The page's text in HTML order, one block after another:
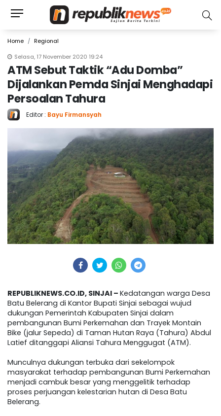
Home
Regional
Selasa, 17 November 2020 19:24
ATM Sebut Taktik “Adu Domba”
Dijalankan Pemda Sinjai Menghadapi
Persoalan Tahura
Editor : Bayu Firmansyah
REPUBLIKNEWS.CO.ID, SINJAI – Kedatangan warga Desa
Batu Belerang di Kantor Bupati Sinjai sebagai wujud
dukungan Pemerintah Kabupaten Sinjai dalam
pembangunan Bumi Perkemahan dan Trayek Montain
Bike (jalur Sepeda) di Taman Hutan Raya (Tahura) Abdul
Latief ditanggapi Aliansi Tahura Menggugat (ATM).
Munculnya dukungan terbuka dari sekelompok
masyarakat terhadap pembangunan Bumi Perkemahan
menjadi cambuk besar yang menggelitik terhadap
proses perjuangan kelestarian hutan di Desa Batu
Belerang.